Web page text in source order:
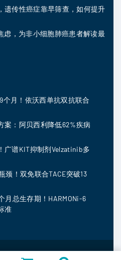
遗传性癌症靠早筛查，如何提升
虑，为非小细胞肺癌患者解读最
个月！依沃西单抗双抗联合
案：阿贝西利降低62%疾病
广谱KIT抑制剂Velzatinib多
颈！双免联合TACE突破13
月总生存期！HARMONi-6
准